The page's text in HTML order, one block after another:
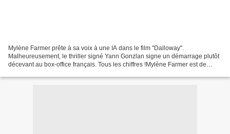
Mylène Farmer prête à sa voix à une IA dans le film "Dalloway".
Malheureusement, le thriller signé Yann Gonzlan signe un démarrage plutôt
décevant au box-office français. Tous les chiffres !Mylène Farmer est de